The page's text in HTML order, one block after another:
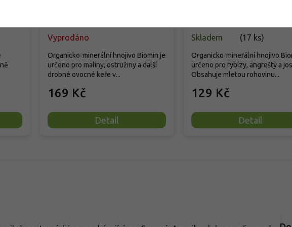
Vyprodáno
169 Kč
Detail
Organicko‑minerální hnojivo Biomin je
určeno pro maliny, ostružiny a další
drobné ovocné keře v...
Skladem (17 ks)
129 Kč
Detail
Organicko‑minerální hnojivo
určeno pro rybízy, angrešty a
Obsahuje mletou rohovinu...